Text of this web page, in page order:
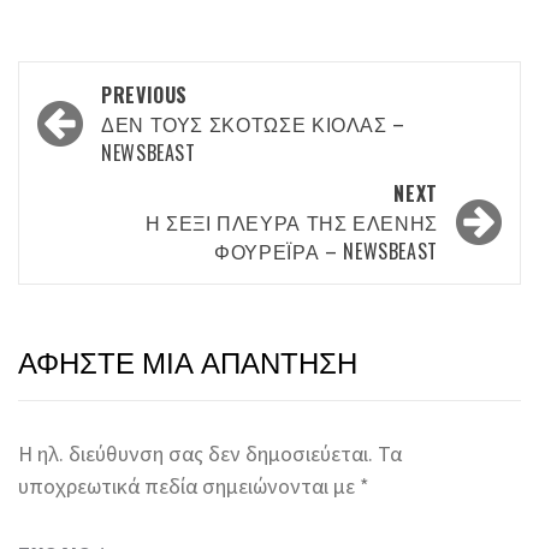
Post
navigation
PREVIOUS
ΔΕΝ ΤΟΥΣ ΣΚΌΤΩΣΕ ΚΙΌΛΑΣ –
NEWSBEAST
NEXT
Η ΣΈΞΙ ΠΛΕΥΡΆ ΤΗΣ ΕΛΈΝΗΣ
ΦΟΥΡΈΙΡΑ – NEWSBEAST
ΑΦΉΣΤΕ ΜΙΑ ΑΠΆΝΤΗΣΗ
Η ηλ. διεύθυνση σας δεν δημοσιεύεται. Τα
υποχρεωτικά πεδία σημειώνονται με *